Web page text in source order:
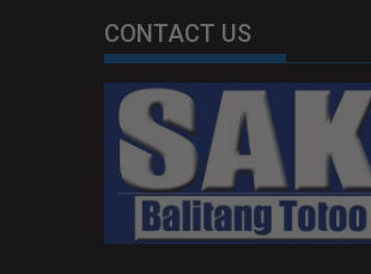
CONTACT US